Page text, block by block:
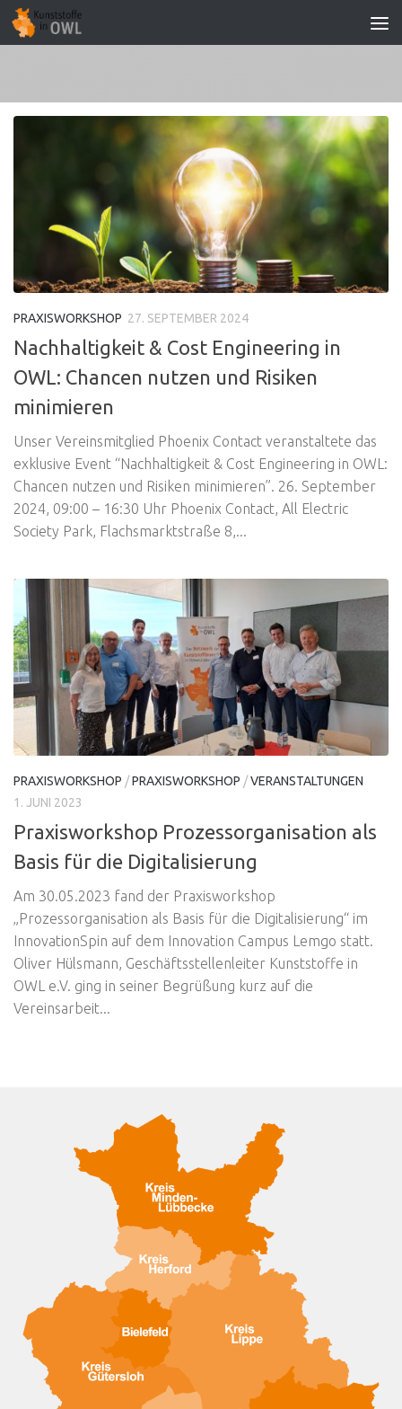
Zum Inhalt springen
PRAXISWORKSHOP 27. SEPTEMBER 2024
Nachhaltigkeit & Cost Engineering in
OWL: Chancen nutzen und Risiken
minimieren
Unser Vereinsmitglied Phoenix Contact veranstaltete das
exklusive Event “Nachhaltigkeit & Cost Engineering in OWL:
Chancen nutzen und Risiken minimieren”. 26. September
2024, 09:00 – 16:30 Uhr Phoenix Contact, All Electric
Society Park, Flachsmarktstraße 8,...
PRAXISWORKSHOP /PRAXISWORKSHOP /VERANSTALTUNGEN
1. JUNI 2023
Praxisworkshop Prozessorganisation als
Basis für die Digitalisierung
Am 30.05.2023 fand der Praxisworkshop
„Prozessorganisation als Basis für die Digitalisierung“ im
InnovationSpin auf dem Innovation Campus Lemgo statt.
Oliver Hülsmann, Geschäftsstellenleiter Kunststoffe in
OWL e.V. ging in seiner Begrüßung kurz auf die
Vereinsarbeit...